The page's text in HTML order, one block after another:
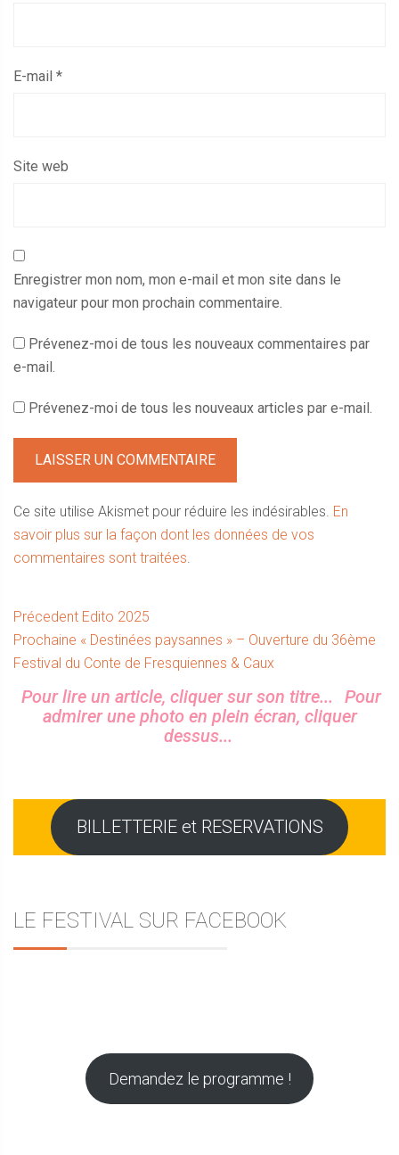
E-mail *
Site web
Enregistrer mon nom, mon e-mail et mon site dans le
navigateur pour mon prochain commentaire.
Prévenez-moi de tous les nouveaux commentaires par
e-mail.
Prévenez-moi de tous les nouveaux articles par e-mail.
Ce site utilise Akismet pour réduire les indésirables. En
savoir plus sur la façon dont les données de vos
commentaires sont traitées.
Navigation
de
l’article
Précedent Article
précédent :
Edito 2025
Prochaine Article
suivant :
« Destinées paysannes » – Ouverture du 36ème
Festival du Conte de Fresquiennes & Caux
Sidebar
Pour lire un article, cliquer sur son titre...
Pour
admirer une photo en plein écran, cliquer
dessus...
BILLETTERIE et RESERVATIONS
LE FESTIVAL SUR FACEBOOK
Demandez le programme !